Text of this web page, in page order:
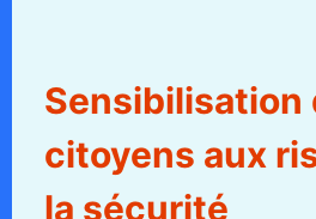
Sensibilisation
citoyens aux
la sécurité